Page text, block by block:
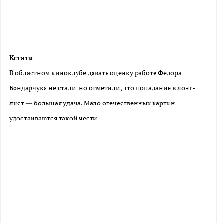
Кстати
В областном киноклубе давать оценку работе Федора
Бондарчука не стали, но отметили, что попадание в лонг-
лист — большая удача. Мало отечественных картин
удостаиваются такой чести.